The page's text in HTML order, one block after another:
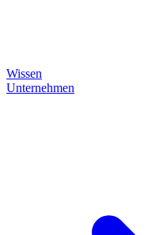
Wissen
Unternehmen